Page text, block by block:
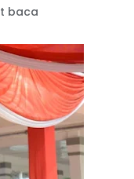
baca